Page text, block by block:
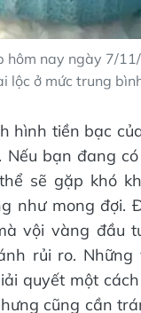
hôm nay ngày 7/
lộc ở mức trung
hình tiền bạc
Nếu bạn đang
sẽ gặp khó
như mong đợi.
vội vàng đầu
rủi ro.
quyết một
cũng cần